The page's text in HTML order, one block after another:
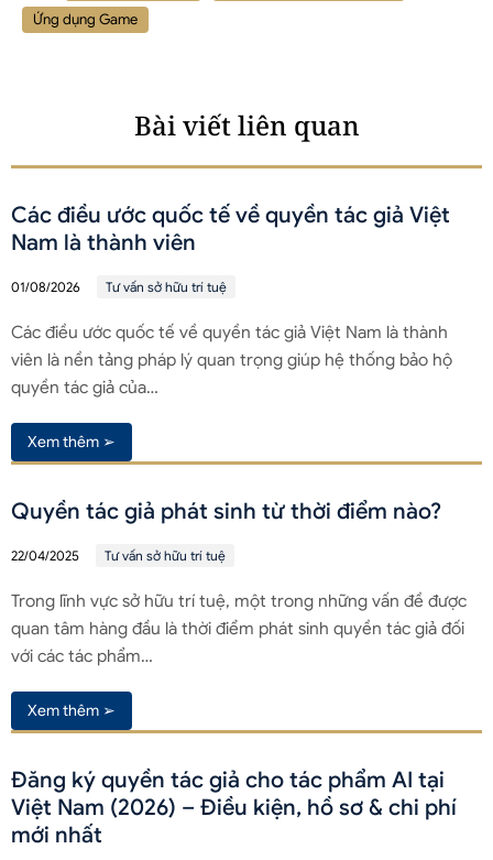
Ứng dụng Game
Bài viết liên quan
Các điều ước quốc tế về quyền tác giả Việt
Nam là thành viên
01/08/2026 Tư vấn sở hữu trí tuệ
Các điều ước quốc tế về quyền tác giả Việt Nam là thành
viên là nền tảng pháp lý quan trọng giúp hệ thống bảo hộ
quyền tác giả của…
Xem thêm ➢
Quyền tác giả phát sinh từ thời điểm nào?
22/04/2025 Tư vấn sở hữu trí tuệ
Trong lĩnh vực sở hữu trí tuệ, một trong những vấn đề được
quan tâm hàng đầu là thời điểm phát sinh quyền tác giả đối
với các tác phẩm…
Xem thêm ➢
Đăng ký quyền tác giả cho tác phẩm AI tại
Việt Nam (2026) – Điều kiện, hồ sơ & chi phí
mới nhất